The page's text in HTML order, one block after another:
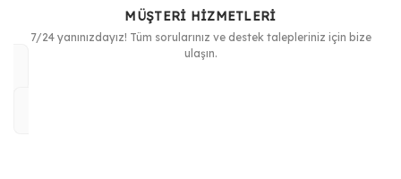
MÜŞTERİ HİZMETLERİ
7/24 yanınızdayız! Tüm sorularınız ve destek talepleriniz için bize
ulaşın.